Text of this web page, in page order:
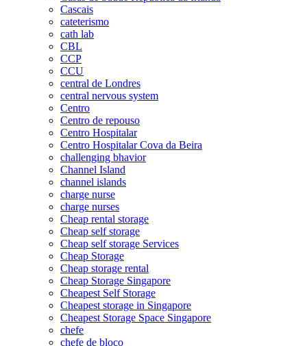
Cascais
cateterismo
cath lab
CBL
CCP
CCU
central de Londres
central nervous system
Centro
Centro de repouso
Centro Hospitalar
Centro Hospitalar Cova da Beira
challenging bhavior
Channel Island
channel islands
charge nurse
charge nurses
Cheap rental storage
Cheap self storage
Cheap self storage Services
Cheap Storage
Cheap storage rental
Cheap Storage Singapore
Cheapest Self Storage
Cheapest storage in Singapore
Cheapest Storage Space Singapore
chefe
chefe de bloco